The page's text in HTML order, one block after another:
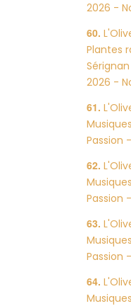
2026 -
Plantes
2026 -
Passion
Passion
Passion